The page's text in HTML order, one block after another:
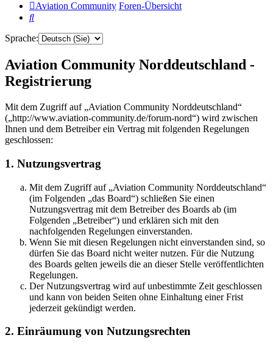
Aviation Community Foren-Übersicht
Suche
Sprache:
Aviation Community Norddeutschland -
Registrierung
Mit dem Zugriff auf „Aviation Community Norddeutschland“
(„http://www.aviation-community.de/forum-nord“) wird zwischen
Ihnen und dem Betreiber ein Vertrag mit folgenden Regelungen
geschlossen:
1. Nutzungsvertrag
Mit dem Zugriff auf „Aviation Community Norddeutschland“
(im Folgenden „das Board“) schließen Sie einen
Nutzungsvertrag mit dem Betreiber des Boards ab (im
Folgenden „Betreiber“) und erklären sich mit den
nachfolgenden Regelungen einverstanden.
Wenn Sie mit diesen Regelungen nicht einverstanden sind, so
dürfen Sie das Board nicht weiter nutzen. Für die Nutzung
des Boards gelten jeweils die an dieser Stelle veröffentlichten
Regelungen.
Der Nutzungsvertrag wird auf unbestimmte Zeit geschlossen
und kann von beiden Seiten ohne Einhaltung einer Frist
jederzeit gekündigt werden.
2. Einräumung von Nutzungsrechten